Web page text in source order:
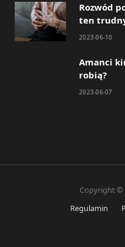
Rozwód
ten
2023-06-10
Amanci
robią?
2023-06-07
Copyright ©
Regulamin